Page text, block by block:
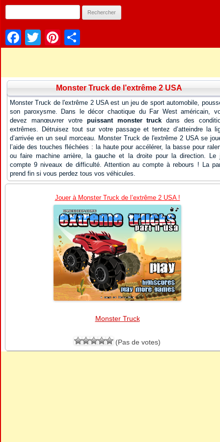
Facebook
TwitterPinterest
Monster Truck de l’extrême 2 USA
Monster Truck de l'extrême 2 USA est un jeu de sport automobile,
son paroxysme. Dans le décor chaotique du Far West américain,
devez manœuvrer votre puissant monster truck dans des
extrêmes. Détruisez tout sur votre passage et tentez d’atteindre la
d’arrivée en un seul morceau. Monster Truck de l'extrême 2 USA se
l’aide des touches fléchées : la haute pour accélérer, la basse pour
ou faire machine arrière, la gauche et la droite pour la direction. Le
compte 9 niveaux de difficulté. Attention au compte à rebours ! La
prend fin si vous perdez tous vos véhicules.
Jouer à Monster Truck de l’extrême 2 USA !
Monster Truck
(Pas de votes)